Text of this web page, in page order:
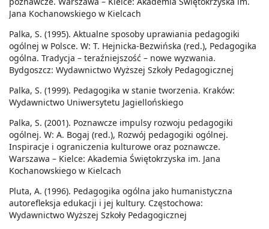
Jana Kochanowskiego w Kielcach
Palka, S. (1995). Aktualne sposoby uprawiania pedagogiki
ogólnej w Polsce. W: T. Hejnicka-Bezwińska (red.), Pedagogika
ogólna. Tradycja – teraźniejszość – nowe wyzwania.
Bydgoszcz: Wydawnictwo Wyższej Szkoły Pedagogicznej
Palka, S. (1999). Pedagogika w stanie tworzenia. Kraków:
Wydawnictwo Uniwersytetu Jagiellońskiego
Palka, S. (2001). Poznawcze impulsy rozwoju pedagogiki
ogólnej. W: A. Bogaj (red.), Rozwój pedagogiki ogólnej.
Inspiracje i ograniczenia kulturowe oraz poznawcze.
Warszawa – Kielce: Akademia Świętokrzyska im. Jana
Kochanowskiego w Kielcach
Pluta, A. (1996). Pedagogika ogólna jako humanistyczna
autorefleksja edukacji i jej kultury. Częstochowa:
Wydawnictwo Wyższej Szkoły Pedagogicznej